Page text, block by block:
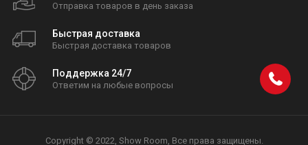
Отправка товаров в день заказа
Быстрая доставка
Быстрая доставка товаров
Поддержка 24/7
Ответим на любые вопросы
Copyright © 2022, Show Room, Все права защищены.